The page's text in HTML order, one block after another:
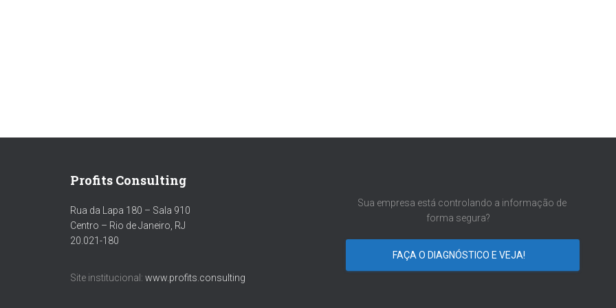
Profits Consulting
Rua da Lapa 180 – Sala 910
Centro – Rio de Janeiro, RJ
20.021-180
Site institucional: www.profits.consulting
Sua empresa está controlando a informação de
forma segura?
FAÇA O DIAGNÓSTICO E VEJA!